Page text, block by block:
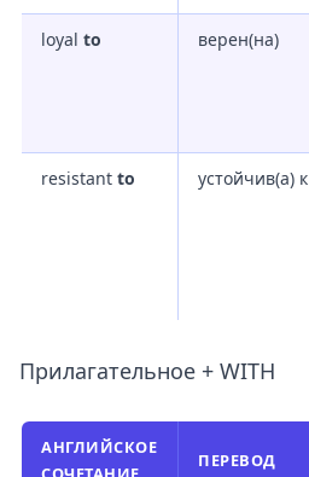
loyal to верен(на)
resistant to устойчив(а) к
Прилагательное + WITH
АНГЛИЙСКОЕ
ПЕРЕВОД